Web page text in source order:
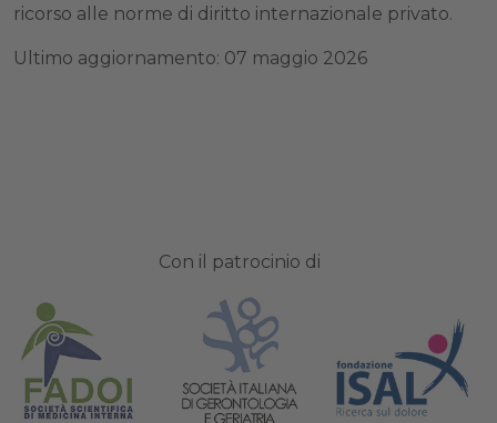
ricorso alle norme di diritto internazionale privato.
Ultimo aggiornamento: 07 maggio 2026
Con il patrocinio di